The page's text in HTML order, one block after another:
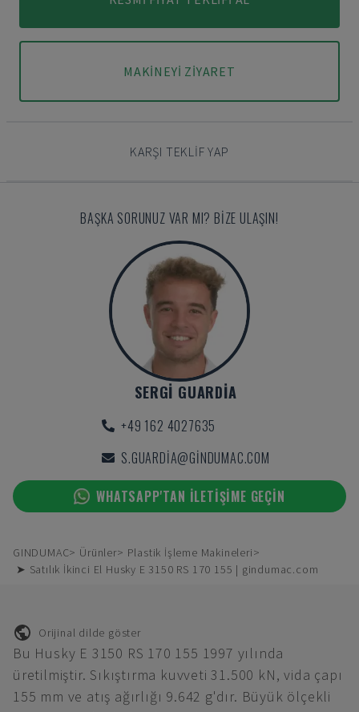
MAKINEYI ZIYARET
KARŞI TEKLIF YAP
BAŞKA SORUNUZ VAR MI? BIZE ULAŞIN!
SERGI GUARDIA
+49 162 4027635
S.GUARDIA@GINDUMAC.COM
WHATSAPP'TAN ILETIŞIME GEÇIN
GINDUMAC Ürünler
Plastik İşleme Makineleri
➤ Satılık İkinci El Husky E 3150 RS 170 155 | gindumac.com
Orijinal dilde göster
Bu Husky E 3150 RS 170 155 1997 yılında
üretilmiştir. Sıkıştırma kuvveti 31.500 kN, vida çapı
155 mm ve atış ağırlığı 9.642 g'dır. Büyük ölçekli